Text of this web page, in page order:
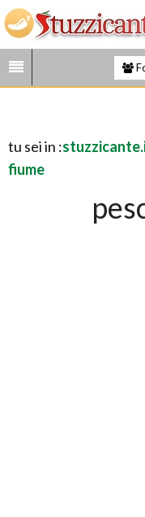
tu sei in :
fiume